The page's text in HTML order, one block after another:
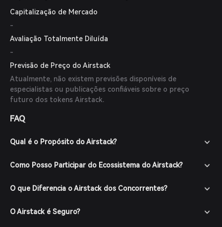
Capitalização de Mercado
-
Avaliação Totalmente Diluída
-
Previsão de Preço do Airstack
Atualmente, não existem previsões disponíveis de
especialistas ou publicações confiáveis sobre o preço
futuro dos tokens Airstack.
FAQ
Qual é o Propósito do Airstack?
Como Posso Participar do Ecossistema do Airstack?
O que Diferencia o Airstack dos Concorrentes?
O Airstack é Seguro?